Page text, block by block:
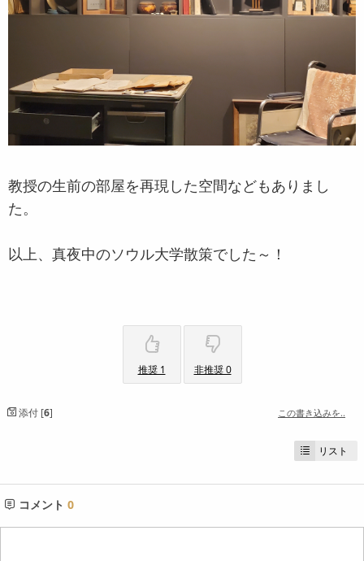
教授の生前の部屋を再現した空間などもありまし
た。
以上、真夜中のソウル大学散策でした～！
推奨 1 非推奨 0
添付 [6] この書き込みを..
リスト
コメント 0